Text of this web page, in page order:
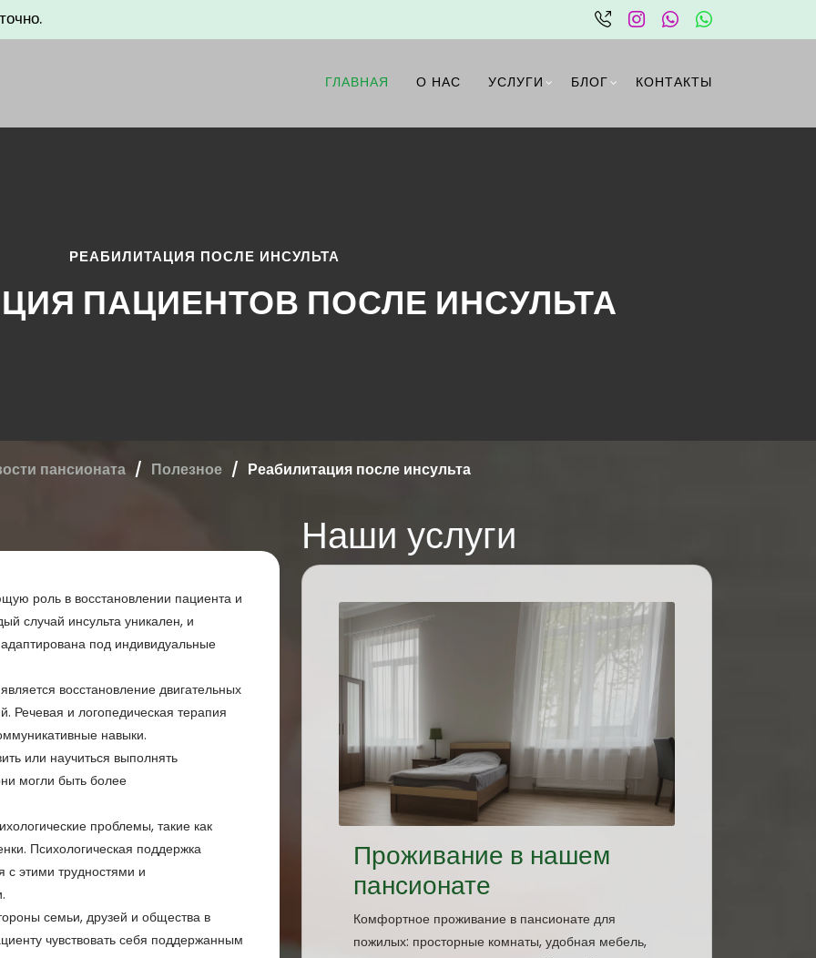
| Пансионат Счастливый дом
ГЛАВНАЯ О НАС УСЛУГИ БЛОГ КОНТАКТЫ
РЕАБИЛИТАЦИЯ ПОСЛЕ ИНСУЛЬТА
ПАЦИЕНТОВ ПОСЛЕ ИНСУЛЬТА
пансионата Полезное Реабилитация после инсульта
роль в восстановлении пациента и
случай инсульта уникален, и
под индивидуальные
восстановление двигательных
Речевая и логопедическая терапия
навыки.
или научиться выполнять
могли быть более
проблемы, такие как
Психологическая поддержка
с этими трудностями и
семьи, друзей и общества в
чувствовать себя поддержанным
Наши услуги
Проживание в нашем
пансионате
Комфортное проживание в пансионате для
пожилых: просторные комнаты, удобная мебель,